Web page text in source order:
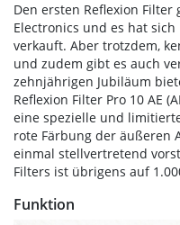
Den ersten Reflexion Filter
Electronics und es hat
verkauft. Aber trotzdem,
und zudem gibt es auch
zehnjährigen Jubiläum
Reflexion Filter Pro 10 AE
eine spezielle und
rote Färbung der äußeren
einmal stellvertretend
Filters ist übrigens auf
Funktion